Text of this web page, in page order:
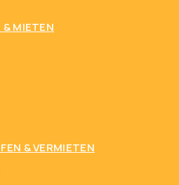
& VERMIETEN
& MIETEN